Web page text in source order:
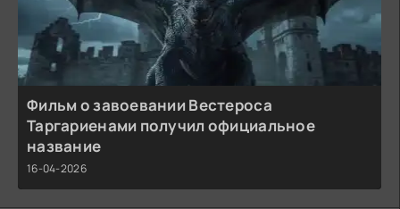
Фильм о завоевании Вестероса
Таргариенами получил официальное
название
16-04-2026